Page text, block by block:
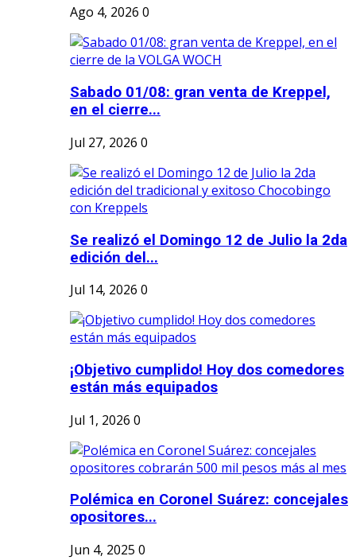
Ago 4, 2026 0
Sabado 01/08: gran venta de Kreppel,
en el cierre...
Jul 27, 2026 0
Se realizó el Domingo 12 de Julio la 2da
edición del...
Jul 14, 2026 0
¡Objetivo cumplido! Hoy dos comedores
están más equipados
Jul 1, 2026 0
Polémica en Coronel Suárez: concejales
opositores...
Jun 4, 2025 0